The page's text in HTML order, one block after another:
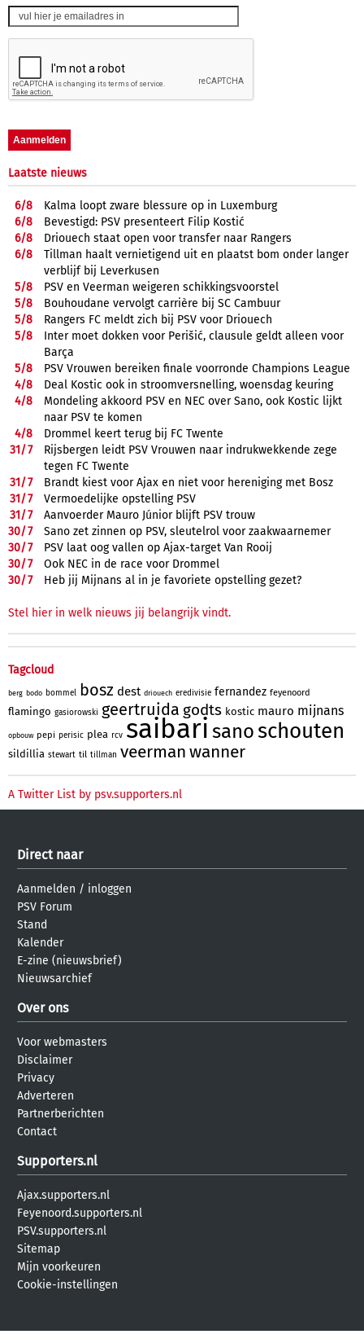
Laatste nieuws
6/8
Kalma loopt zware blessure op in Luxemburg
6/8
Bevestigd: PSV presenteert Filip Kostić
6/8
Driouech staat open voor transfer naar Rangers
6/8
Tillman haalt vernietigend uit en plaatst bom onder langer
verblijf bij Leverkusen
5/8
PSV en Veerman weigeren schikkingsvoorstel
5/8
Bouhoudane vervolgt carrière bij SC Cambuur
5/8
Rangers FC meldt zich bij PSV voor Driouech
5/8
Inter moet dokken voor Perišić, clausule geldt alleen voor
Barça
5/8
PSV Vrouwen bereiken finale voorronde Champions League
4/8
Deal Kostic ook in stroomversnelling, woensdag keuring
4/8
Mondeling akkoord PSV en NEC over Sano, ook Kostic lijkt
naar PSV te komen
4/8
Drommel keert terug bij FC Twente
31/7
Rijsbergen leidt PSV Vrouwen naar indrukwekkende zege
tegen FC Twente
31/7
Brandt kiest voor Ajax en niet voor hereniging met Bosz
31/7
Vermoedelijke opstelling PSV
31/7
Aanvoerder Mauro Júnior blijft PSV trouw
30/7
Sano zet zinnen op PSV, sleutelrol voor zaakwaarnemer
30/7
PSV laat oog vallen op Ajax-target Van Rooij
30/7
Ook NEC in de race voor Drommel
30/7 Heb jij Mijnans al in je favoriete opstelling gezet?
Stel hier in welk nieuws jij belangrijk vindt.
Tagcloud
berg bodo bommel bosz dest driouech eredivisie fernandez feyenoord
flamingo gasiorowski geertruida godts kostic mauro mijnans
opbouw pepi perisic plea rcv saibari sanoschouten
sildillia stewart til tillman veermanwanner
A Twitter List by psv.supporters.nl
Direct naar
Aanmelden / inloggen
PSV Forum
Stand
Kalender
E-zine (nieuwsbrief)
Nieuwsarchief
Over ons
Voor webmasters
Disclaimer
Privacy
Adverteren
Partnerberichten
Contact
Supporters.nl
Ajax.supporters.nl
Feyenoord.supporters.nl
PSV.supporters.nl
Sitemap
Mijn voorkeuren
Cookie-instellingen